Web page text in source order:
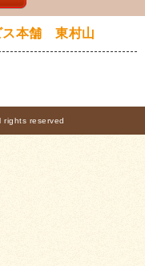
ス本舗 東村山
rights reserved